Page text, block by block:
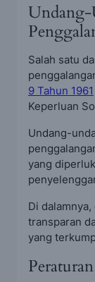
Undang-
Salah satu
9 Tahun 1961
Keperluan
Undang-
yang
Di
transparan
yang